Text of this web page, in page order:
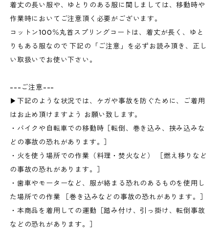
着丈の長い服や、ゆとりのある服に関しましては、移動時や
作業時においてご注意頂く必要がございます。
コットン100％丸首スプリングコートは、着丈が長く、ゆと
りもある服なので 下記の「ご注意」を必ずお読み頂き、正し
い取扱いでお使い下さい。
---ご注意---
▶下記のような状況では、ケガや事故を防ぐために、ご着用
はお止め頂けますよう お願い致します。
・バイクや自転車での移動時［転倒、巻き込み、挟み込みな
どの事故の恐れがあります。］
・火を使う場所での作業（料理・焚火など） ［燃え移りなど
の事故の恐れがあります。］
・歯車やモーターなど、服が絡まる恐れのあるものを使用し
た場所での作業 ［巻き込みなどの事故の恐れがあります。］
・本商品を着用しての運動［踏み付け、引っ掛け、転倒事故
などの恐れがあります。］